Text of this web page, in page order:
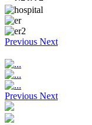
Previous Next
Previous Next